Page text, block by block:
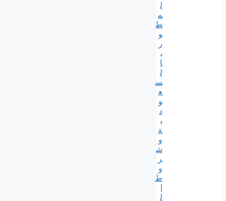
ل
م
ط
و
ر
ب
ا
ل
س
ع
و
د
ي
ة
و
ش
ر
و
ط
ل